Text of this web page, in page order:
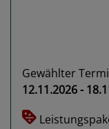
Gewählter
12.11.2026 -